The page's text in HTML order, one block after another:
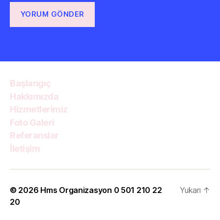
Başlangıç
Hakkımızda
Hizmetlerimiz
Foto Galeri
Referanslar
İletişim
© 2026 Hms Organizasyon 0 501 210 22
20
Yukarı ↑